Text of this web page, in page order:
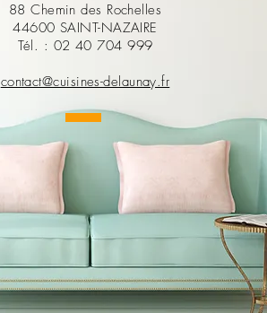
88 Chemin des Rochelles
44600 SAINT-NAZAIRE
Tél. : 02 40 704 999
contact@cuisines-delaunay.fr